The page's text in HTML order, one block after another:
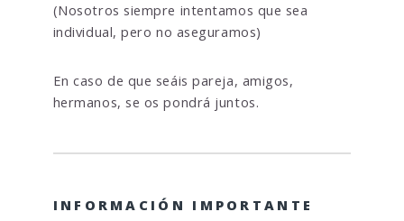
(Nosotros siempre intentamos que sea
individual, pero no aseguramos)
En caso de que seáis pareja, amigos,
hermanos, se os pondrá juntos.
INFORMACIÓN IMPORTANTE